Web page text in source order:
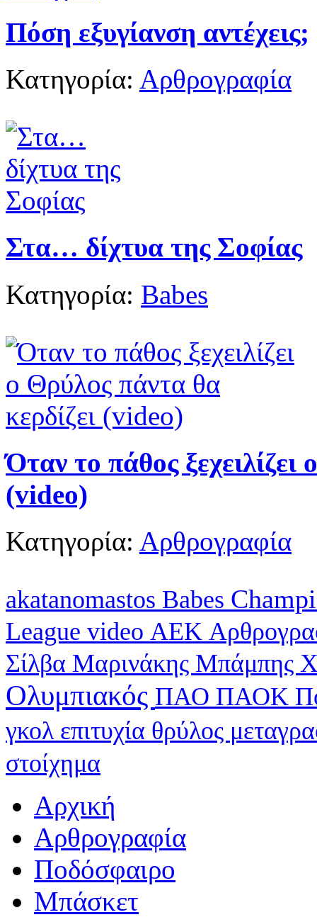
Πόση εξυγίανση αντέχεις;
Κατηγορία: Αρθρογραφία
Στα… δίχτυα της Σοφίας
Κατηγορία: Babes
Όταν το πάθος
(video)
Κατηγορία: Αρθρογραφία
akatanomastos Babes
League video ΑΕΚ
Σίλβα Μαρινάκης Μπάμπης
Ολυμπιακός ΠΑΟ ΠΑΟΚ
γκολ επιτυχία θρύλος
στοίχημα
Αρχική
Αρθρογραφία
Ποδόσφαιρο
Μπάσκετ